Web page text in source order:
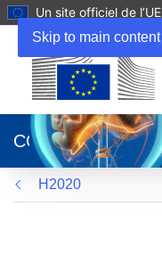
Skip to main content
Un site officiel de l’UE
dans
une
nouvelle
fenêtre)
CORDIS
H2020